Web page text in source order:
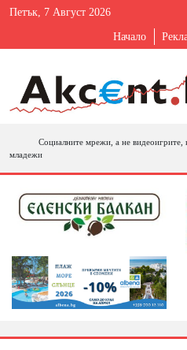
Петък, 7 Август 2026
Начало
Социалните мрежи, а не
младежи